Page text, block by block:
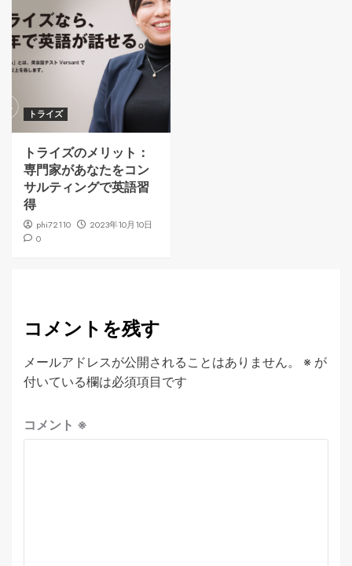
トライズ
トライズのメリット：
専門家があなたをコン
サルティングで英語習
得
phi72110
2023年10月10日
0
コメントを残す
メールアドレスが公開されることはありません。 ※ が
付いている欄は必須項目です
コメント ※